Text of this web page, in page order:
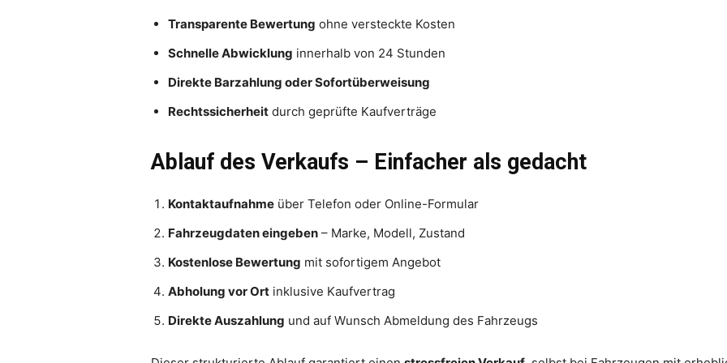
Transparente Bewertung ohne versteckte Kosten
Schnelle Abwicklung innerhalb von 24 Stunden
Direkte Barzahlung oder Sofortüberweisung
Rechtssicherheit durch geprüfte Kaufverträge
Ablauf des Verkaufs – Einfacher als gedacht
Kontaktaufnahme über Telefon oder Online-Formular
Fahrzeugdaten eingeben – Marke, Modell, Zustand
Kostenlose Bewertung mit sofortigem Angebot
Abholung vor Ort inklusive Kaufvertrag
Direkte Auszahlung und auf Wunsch Abmeldung des Fahrzeugs